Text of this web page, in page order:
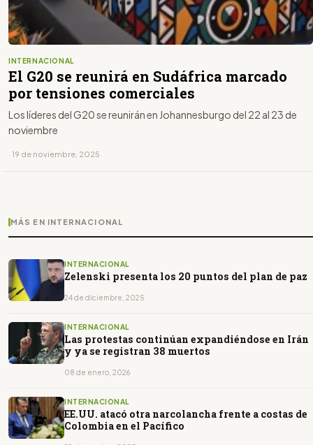
INTERNACIONAL
El G20 se reunirá en Sudáfrica marcado
por tensiones comerciales
Los líderes del G20 se reunirán en Johannesburgo del 22 al 23 de
noviembre
· 19 de noviembre, 2025
MÁS EN INTERNACIONAL
INTERNACIONAL
Zelenski presenta los 20 puntos del plan de paz
24 de diciembre, 2025
INTERNACIONAL
Las protestas continúan expandiéndose en Irán
y ya se registran 38 muertos
08 de enero, 2026
INTERNACIONAL
EE.UU. atacó otra narcolancha frente a costas de
Colombia en el Pacífico